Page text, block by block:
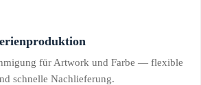
für Artwork und Farbe — flexible
schnelle Nachlieferung.